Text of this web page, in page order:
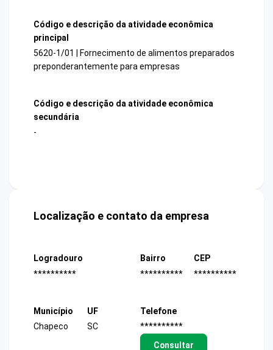
Código e descrição da atividade econômica
principal
5620-1/01 | Fornecimento de alimentos preparados
preponderantemente para empresas
Código e descrição da atividade econômica
secundária
-
Localização e contato da empresa
Logradouro
**********
Bairro
**********
CEP
**********
Município
Chapeco
UF
SC
Telefone
**********
Consultar